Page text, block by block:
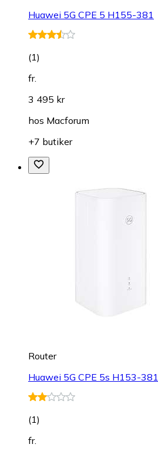
Huawei 5G CPE 5 H155-381
(1)
fr.
3 495 kr
hos Macforum
+7 butiker
Router
Huawei 5G CPE 5s H153-381
(1)
fr.